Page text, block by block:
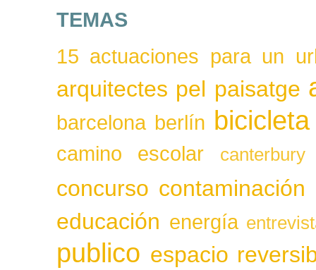
TEMAS
15 actuaciones para un
arquitectes pel paisatge
barcelona berlín bicicleta
camino escolar canterbury
concurso contaminación
educación energía
publico espacio